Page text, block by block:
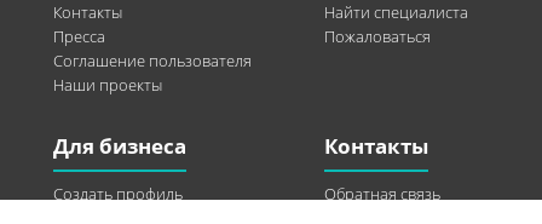
Контакты
Пресса
Соглашение пользователя
Наши проекты
Найти специалиста
Пожаловаться
Для бизнеса
Создать профиль
Контакты
Обратная связь